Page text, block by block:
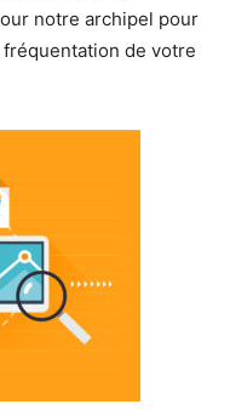
notre archipel pour
de votre